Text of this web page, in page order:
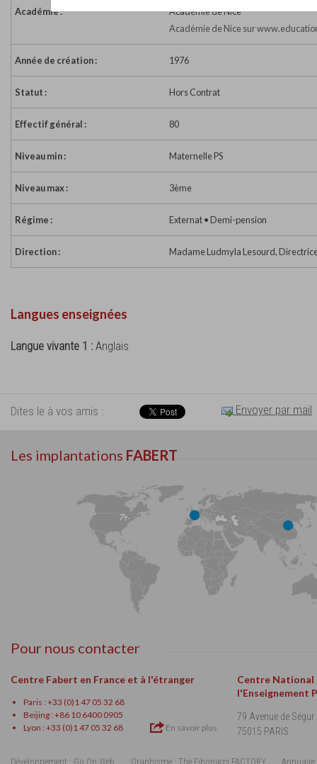
Académie :
Académie de Nice
Académie de Nice sur
Année de création : 1976
Statut : Hors Contrat
Effectif général : 80
Niveau min : Maternelle PS
Niveau max : 3ème
Régime : Externat • Demi-pension
Direction : Madame Ludmyla Lesourd,
Langues enseignées
Langue vivante 1 : Anglais
Dites le à vos amis : Envoyer par mail
Les implantations FABERT
Pour nous contacter
Centre Fabert en France et à l'étranger
Paris : +33 (0)1 47 05 32 68
Beijing : +86 10 6400 0905
Lyon : +33 (0)1 47 05 32 68
En savoir plus
Centre National
l'Enseignement
79 Avenue de Ségur
75015 PARIS
Développement : Go On Web Graphisme : The Fibonacci FACTORY Annuaire